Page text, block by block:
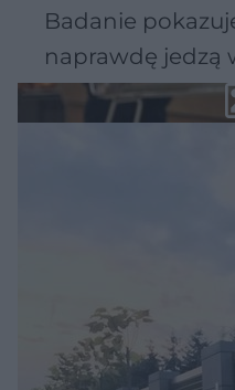
Badanie
naprawdę jedzą